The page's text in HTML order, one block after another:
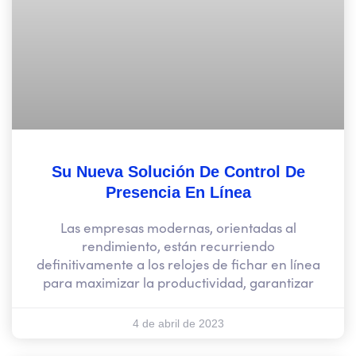
Su Nueva Solución De Control De
Presencia En Línea
Las empresas modernas, orientadas al
rendimiento, están recurriendo
definitivamente a los relojes de fichar en línea
para maximizar la productividad, garantizar
4 de abril de 2023